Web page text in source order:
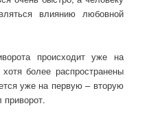
влиянию любовной
происходит уже на
более распространены
уже на первую – вторую
приворот.